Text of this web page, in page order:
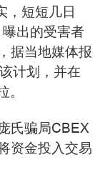
，短短几日
曝出的受害者
据当地媒体报
计划，并在
氏骗局CBEX
资金投入交易